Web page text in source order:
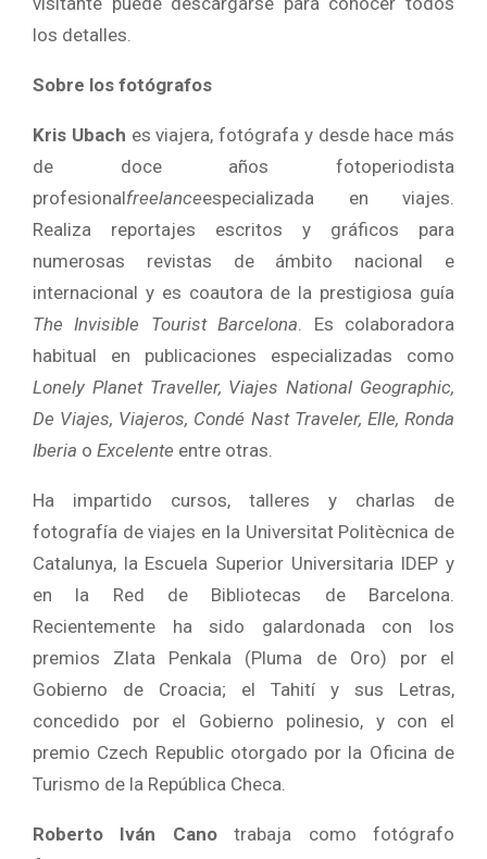
los detalles.
Sobre los fotógrafos
Kris Ubach es viajera, fotógrafa y desde hace más
de doce años fotoperiodista
profesionalfreelanceespecializada en viajes.
Realiza reportajes escritos y gráficos para
numerosas revistas de ámbito nacional e
internacional y es coautora de la prestigiosa guía
The Invisible Tourist Barcelona. Es colaboradora
habitual en publicaciones especializadas como
Lonely Planet Traveller, Viajes National Geographic,
De Viajes, Viajeros, Condé Nast Traveler, Elle, Ronda
Iberia o Excelente entre otras.
Ha impartido cursos, talleres y charlas de
fotografía de viajes en la Universitat Politècnica de
Catalunya, la Escuela Superior Universitaria IDEP y
en la Red de Bibliotecas de Barcelona.
Recientemente ha sido galardonada con los
premios Zlata Penkala (Pluma de Oro) por el
Gobierno de Croacia; el Tahití y sus Letras,
concedido por el Gobierno polinesio, y con el
premio Czech Republic otorgado por la Oficina de
Turismo de la República Checa.
Roberto Iván Canotrabaja como fotógrafo